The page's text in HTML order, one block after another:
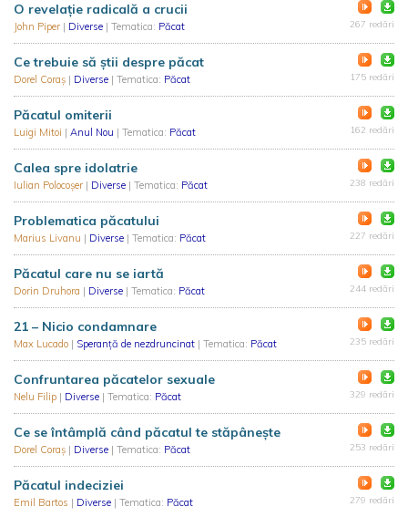
O revelație radicală a crucii
John Piper | Diverse | Tematica: Păcat 267 redări
Ce trebuie să știi despre păcat
Dorel Coraş | Diverse | Tematica: Păcat 175 redări
Păcatul omiterii
Luigi Mitoi | Anul Nou | Tematica: Păcat 162 redări
Calea spre idolatrie
Iulian Polocoșer | Diverse | Tematica: Păcat 238 redări
Problematica păcatului
Marius Livanu | Diverse | Tematica: Păcat 227 redări
Păcatul care nu se iartă
Dorin Druhora | Diverse | Tematica: Păcat 244 redări
21 – Nicio condamnare
Max Lucado | Speranță de nezdruncinat | Tematica: Păcat 235 redări
Confruntarea păcatelor sexuale
Nelu Filip | Diverse | Tematica: Păcat 329 redări
Ce se întâmplă când păcatul te stăpânește
Dorel Coraş | Diverse | Tematica: Păcat 253 redări
Păcatul indeciziei
Emil Bartos | Diverse | Tematica: Păcat 279 redări